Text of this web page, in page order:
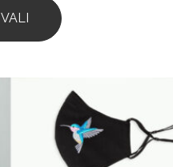
VALI
This
Multiple
Variants.